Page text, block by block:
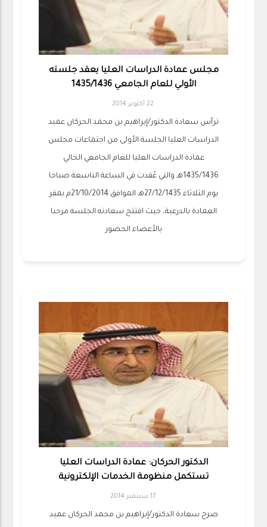
مجلس عمادة الدراسات العليا يعقد جلسته
الأولي للعام الجامعي 1435/1436
22 أكتوبر 2014
ترأس سعادة الدكتور/إبراهيم بن محمد الحركان عميد
الدراسات العليا الجلسة الأولى من اجتماعات مجلس
عمادة الدراسات العليا للعام الجامعي الحالي
1435/1436هـ والتي عُقدت في الساعة التاسعة صباحا
يوم الثلاثاء 27/12/1435هـ الموافق 21/10/2014م بمقر
العمادة بالدرعية، حيث افتتح سعادته الجلسة مرحبا
بالأعضاء الحضور
الدكتور الحركان: عمادة الدراسات العليا
تستكمل منظومة الخدمات الإلكترونية
17 سبتمبر 2014
صرح سعادة الدكتور/إبراهيم بن محمد الحركان عميد